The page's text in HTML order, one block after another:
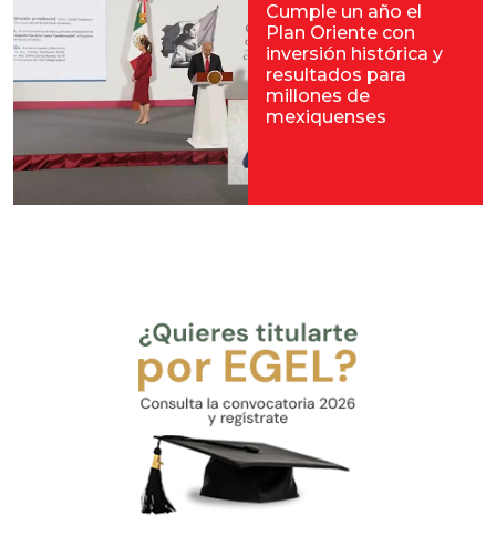
Cumple un año el
Plan Oriente con
inversión histórica y
resultados para
millones de
mexiquenses